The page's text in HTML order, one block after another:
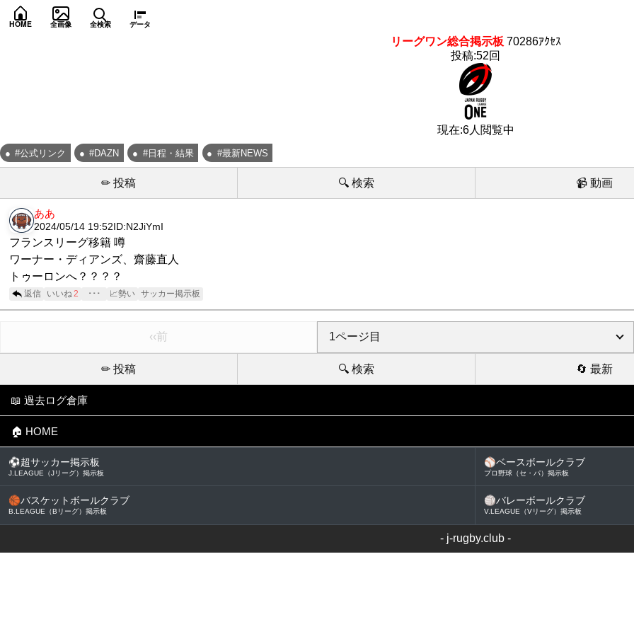
HOME 全画像 全検索 データ
リーグワン総合掲示板 70286ｱｸｾｽ
投稿:52回
現在:6人閲覧中
#公式リンク #DAZN #日程・結果 #最新NEWS
✏ 投稿 🔍 検索 📹 動画
ああ
2024/05/14 19:52 ID:N2JiYmI
フランスリーグ移籍 噂
ワーナー・ディアンズ、齋藤直人
トゥーロンへ？？？？
返信 いいね 2 ･･･ 📈勢い サッカー掲示板
‹‹前
✏ 投稿 🔍 検索 🔄 最新
📖 過去ログ倉庫
🏠 HOME
⚽超サッカー掲示板
J.LEAGUE（Jリーグ）掲示板
⚾ベースボールクラブ
プロ野球（セ・パ）掲示板
🏀バスケットボールクラブ
B.LEAGUE（Bリーグ）掲示板
🏐バレーボールクラブ
V.LEAGUE（Vリーグ）掲示板
- j-rugby.club -